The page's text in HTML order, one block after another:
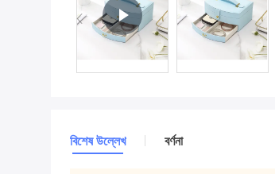
বিশেষ উল্লেখ বর্ণনা